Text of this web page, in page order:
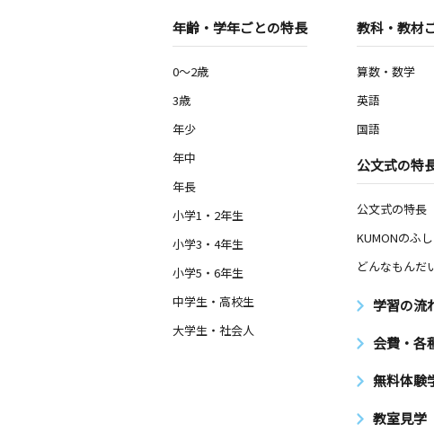
年齢・学年ごとの特長
0～2歳
3歳
年少
年中
年長
小学1・2年生
小学3・4年生
小学5・6年生
中学生・高校生
大学生・社会人
教科・教材
算数・数学
英語
国語
公文式の特
公文式の特長
KUMONのふ
どんなもんだ
学習の流
会費・各
無料体験
教室見学